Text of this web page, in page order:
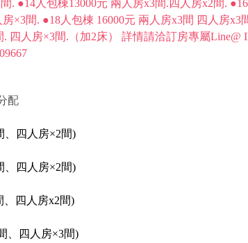
. ●14人包棟13000元 兩人房x3間.四人房x2間.
×3間. ●18人包棟 16000元 兩人房x3間 四人房x3
. 四人房×3間.（加2床） 詳情請洽訂房專屬Line@
配
、四人房×2間)
、四人房×2間)
、四人房x2間)
、四人房×3間)